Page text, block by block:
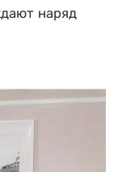
наряд